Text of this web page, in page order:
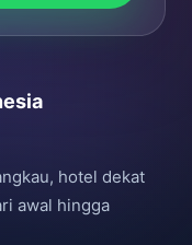
hotel dekat
awal hingga